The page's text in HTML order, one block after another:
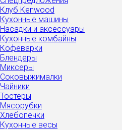
Клуб Kenwood
Кухонные машины
Насадки и аксессуары
Кухонные комбайны
Кофеварки
Блендеры
Миксеры
Соковыжималки
Чайники
Тостеры
Мясорубки
Хлебопечки
Кухонные весы